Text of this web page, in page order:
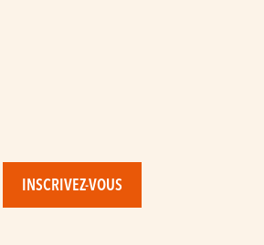
INSCRIVEZ-VOUS